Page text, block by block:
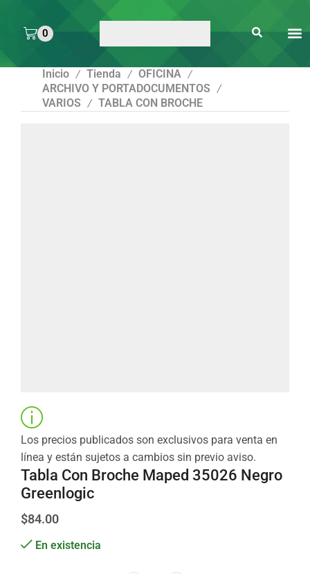
0
Inicio / Tienda / OFICINA /
ARCHIVO Y PORTADOCUMENTOS /
VARIOS / TABLA CON BROCHE
Los precios publicados son exclusivos para venta en
línea y están sujetos a cambios sin previo aviso.
Tabla Con Broche Maped 35026 Negro
Greenlogic
$84.00
En existencia